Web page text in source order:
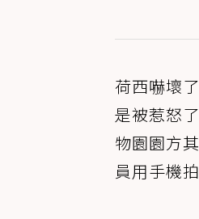
荷西嚇壞
是被惹怒
物園園方
員用手機